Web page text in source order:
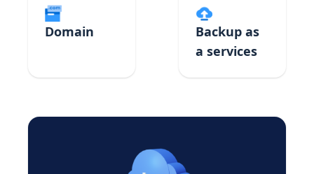
Domain
Backup as
a services